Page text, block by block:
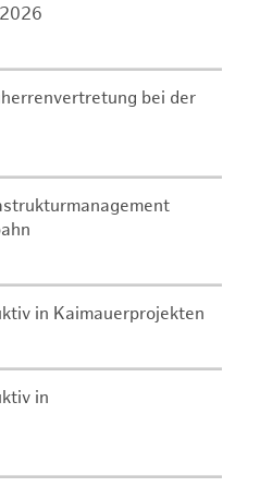
bei der
in Kaimauerprojekten
in